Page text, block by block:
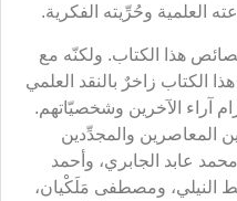
العلمية وحُرِّيته الفكرية.
هذا الكتاب. ولكنّه مع
الكتاب زاخرٌ بالنقد العلمي
آراء الآخرين وشخصيّاتهم.
المعاصرين والمجدِّدين
عابد الجابري، وأحمد
النيلي، ومصطفى مَلَكْيان،